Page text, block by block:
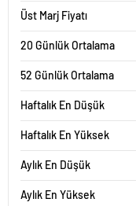
Üst Marj Fiyatı
20 Günlük Ortalama
52 Günlük Ortalama
Haftalık En Düşük
Haftalık En Yüksek
Aylık En Düşük
Aylık En Yüksek